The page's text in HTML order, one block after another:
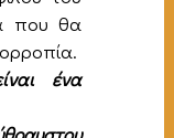
που θα
ένα